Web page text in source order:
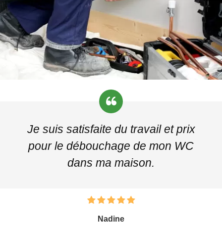
Je suis satisfaite du travail et prix
pour le débouchage de mon WC
dans ma maison.
Nadine